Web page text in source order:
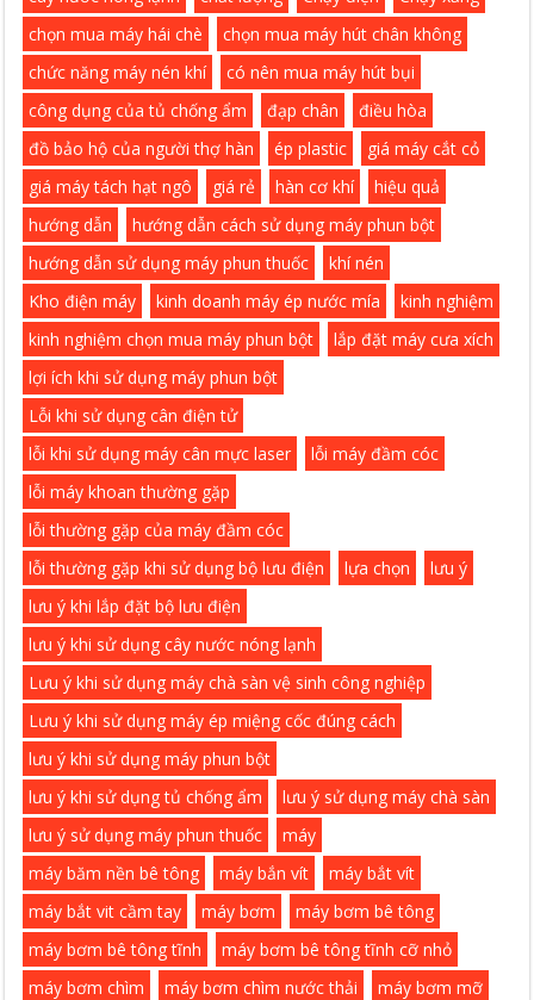
chọn mua máy hái chè
chọn mua máy hút chân không
chức năng máy nén khí
có nên mua máy hút bụi
công dụng của tủ chống ẩm
đạp chân
điều hòa
đồ bảo hộ của người thợ hàn
ép plastic
giá máy cắt cỏ
giá máy tách hạt ngô
giá rẻ hàn cơ khí
hiệu quả
hướng dẫn
hướng dẫn cách sử dụng máy phun bột
hướng dẫn sử dụng máy phun thuốc
khí nén
Kho điện máy
kinh doanh máy ép nước mía
kinh nghiệm
kinh nghiệm chọn mua máy phun bột
lắp đặt máy cưa xích
lợi ích khi sử dụng máy phun bột
Lỗi khi sử dụng cân điện tử
lỗi khi sử dụng máy cân mực laser
lỗi máy đầm cóc
lỗi máy khoan thường gặp
lỗi thường gặp của máy đầm cóc
lỗi thường gặp khi sử dụng bộ lưu điện
lựa chọn
lưu ý
lưu ý khi lắp đặt bộ lưu điện
lưu ý khi sử dụng cây nước nóng lạnh
Lưu ý khi sử dụng máy chà sàn vệ sinh công nghiệp
Lưu ý khi sử dụng máy ép miệng cốc đúng cách
lưu ý khi sử dụng máy phun bột
lưu ý khi sử dụng tủ chống ẩm
lưu ý sử dụng máy chà sàn
lưu ý sử dụng máy phun thuốc
máy
máy băm nền bê tông
máy bắn vít
máy bắt vít
máy bắt vit cầm tay
máy bơm
máy bơm bê tông
máy bơm bê tông tĩnh
máy bơm bê tông tĩnh cỡ nhỏ
máy bơm chìm
máy bơm chìm nước thải
máy bơm mỡ